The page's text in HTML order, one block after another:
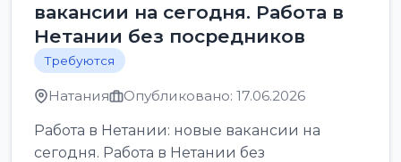
вакансии на сегодня. Работа в
Нетании без посредников
Требуются
Натания Опубликовано: 17.06.2026
Работа в Нетании: новые вакансии на
сегодня. Работа в Нетании без